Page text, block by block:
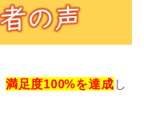
満足度100%を達成 し